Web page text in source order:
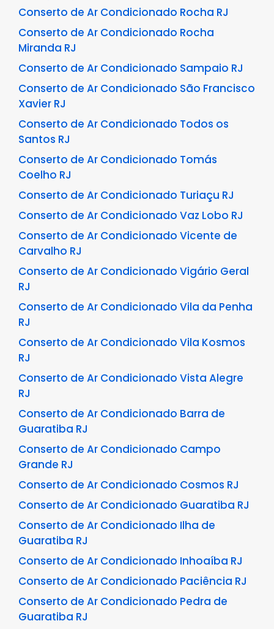
Conserto de Ar Condicionado Rocha RJ
Conserto de Ar Condicionado Rocha
Miranda RJ
Conserto de Ar Condicionado Sampaio RJ
Conserto de Ar Condicionado São Francisco
Xavier RJ
Conserto de Ar Condicionado Todos os
Santos RJ
Conserto de Ar Condicionado Tomás
Coelho RJ
Conserto de Ar Condicionado Turiaçu RJ
Conserto de Ar Condicionado Vaz Lobo RJ
Conserto de Ar Condicionado Vicente de
Carvalho RJ
Conserto de Ar Condicionado Vigário Geral
RJ
Conserto de Ar Condicionado Vila da Penha
RJ
Conserto de Ar Condicionado Vila Kosmos
RJ
Conserto de Ar Condicionado Vista Alegre
RJ
Conserto de Ar Condicionado Barra de
Guaratiba RJ
Conserto de Ar Condicionado Campo
Grande RJ
Conserto de Ar Condicionado Cosmos RJ
Conserto de Ar Condicionado Guaratiba RJ
Conserto de Ar Condicionado Ilha de
Guaratiba RJ
Conserto de Ar Condicionado Inhoaíba RJ
Conserto de Ar Condicionado Paciência RJ
Conserto de Ar Condicionado Pedra de
Guaratiba RJ